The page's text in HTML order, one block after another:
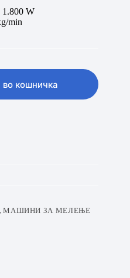
1.800 W
min
кошничка
МАШИНИ ЗА МЕЛЕЊЕ